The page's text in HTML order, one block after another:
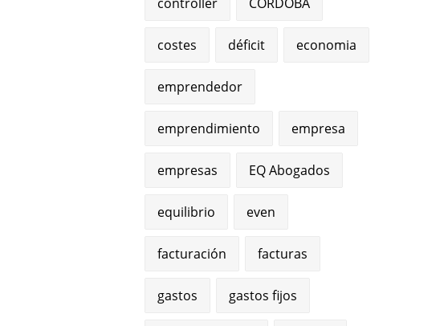
costes déficit economia
emprendedor
emprendimiento empresa
empresas EQ Abogados
equilibrio even
facturación facturas
gastos gastos fijos